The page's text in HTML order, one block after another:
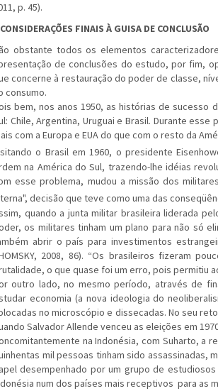
p. 45).
FINAIS À GUISA DE CONCLUSÃO
obstante todos os elementos
de conclusões do estudo, por fim,
concerne à restauração do poder de classe,
consumo.
bem, nos anos 1950, as histórias de sucesso
Chile, Argentina, Uruguai e Brasil. Durante
com a Europa e EUA do que com o resto da
o Brasil em 1960, o presidente
na América do Sul, trazendo-lhe idéias
esse problema, mudou a missão dos
decisão que teve como uma das
quando a junta militar brasileira liderada
os militares tinham um plano para não só
abrir o país para investimentos
2008, 86). “Os brasileiros fizeram
o que quase foi um erro, pois permitiu
outro lado, no mesmo período, através de
economia (a nova ideologia do
no microscópio e dissecadas. No seu
Salvador Allende venceu as eleições em
na Indonésia, com Suharto, a
mil pessoas tinham sido assassinadas,
desempenhado por um grupo de
num dos países mais receptivos para as